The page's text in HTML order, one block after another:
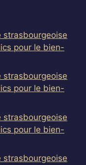
strasbourgeoise
pour le bien-
strasbourgeoise
pour le bien-
strasbourgeoise
pour le bien-
strasbourgeoise